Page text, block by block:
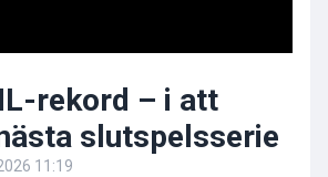
rekord – i att
slutspelsserie
11:19